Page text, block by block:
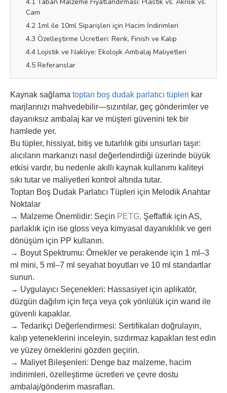
Cam
4.2 1ml ile 10ml Siparişleri için Hacim İndirimleri
4.3 Özelleştirme Ücretleri: Renk, Finish ve Kalıp
4.4 Lojistik ve Nakliye: Ekolojik Ambalaj Maliyetleri
4.5 Referanslar
Kaynak sağlama toptan boş dudak parlatıcı tüpleri kar
marjlarınızı mahvedebilir—sızıntılar, geç gönderimler ve
dayanıksız ambalaj kar ve müşteri güvenini tek bir
hamlede yer.
Bu tüpler, hissiyat, bitiş ve tutarlılık gibi unsurları taşır:
alıcıların markanızı nasıl değerlendirdiği üzerinde büyük
etkisi vardır, bu nedenle akıllı kaynak kullanımı kaliteyi
sıkı tutar ve maliyetleri kontrol altında tutar.
Toptan Boş Dudak Parlatıcı Tüpleri için Melodik Anahtar
Noktalar
→ Malzeme Önemlidir: Seçin PETG, Şeffaflık için AS,
parlaklık için ise gloss veya kimyasal dayanıklılık ve geri
dönüşüm için PP kullanın.
→ Boyut Spektrumu: Örnekler ve perakende için 1 ml–3
ml mini, 5 ml–7 ml seyahat boyutları ve 10 ml standartlar
sunun.
→ Uygulayıcı Seçenekleri: Hassasiyet için aplikatör,
düzgün dağılım için fırça veya çok yönlülük için wand ile
güvenli kapaklar.
→ Tedarikçi Değerlendirmesi: Sertifikaları doğrulayın,
kalıp yeteneklerini inceleyin, sızdırmaz kapakları test edin
ve yüzey örneklerini gözden geçirin.
→ Maliyet Bileşenleri: Denge baz malzeme, hacim
indirimleri, özelleştirme ücretleri ve çevre dostu
ambalaj/gönderim masrafları.